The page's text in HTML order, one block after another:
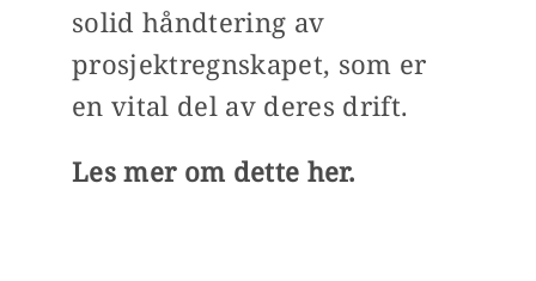
solid håndtering av
prosjektregnskapet, som er
en vital del av deres drift.
Les mer om dette her.